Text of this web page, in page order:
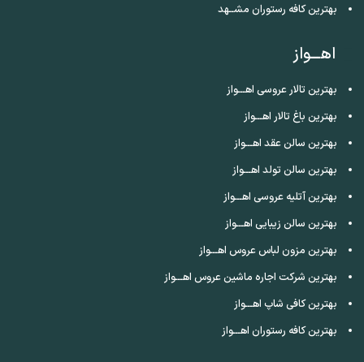
بهترین کافه رستوران مشــهد
اهـــواز
بهترین تالار عروسی اهـــواز
بهترین باغ تالار اهـــواز
بهترین سالن عقد اهـــواز
بهترین سالن تولد اهـــواز
بهترین آتلیه عروسی اهـــواز
بهترین سالن زیبایی اهـــواز
بهترین مزون لباس عروس اهـــواز
بهترین شرکت اجاره ماشین عروس اهـــواز
بهترین کافی شاپ اهـــواز
بهترین کافه رستوران اهـــواز